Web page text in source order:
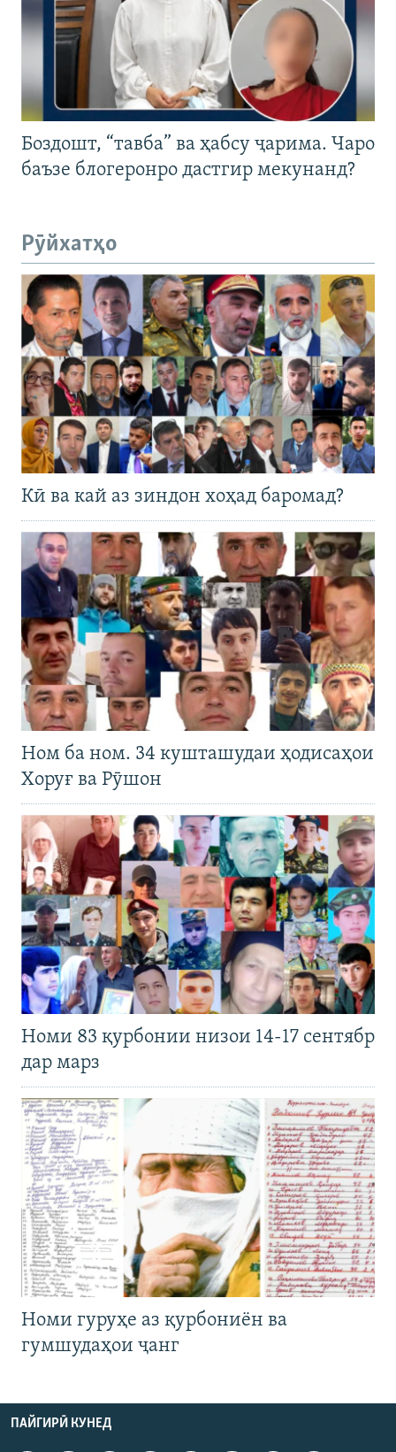
Боздошт, “тавба” ва ҳабсу ҷарима. Чаро
баъзе блогеронро дастгир мекунанд?
Рӯйхатҳо
Кӣ ва кай аз зиндон хоҳад баромад?
Ном ба ном. 34 кушташудаи ҳодисаҳои
Хоруғ ва Рӯшон
Номи 83 қурбонии низои 14-17 сентябр
дар марз
Номи гуруҳе аз қурбониён ва
гумшудаҳои ҷанг
ПАЙГИРӢ КУНЕД